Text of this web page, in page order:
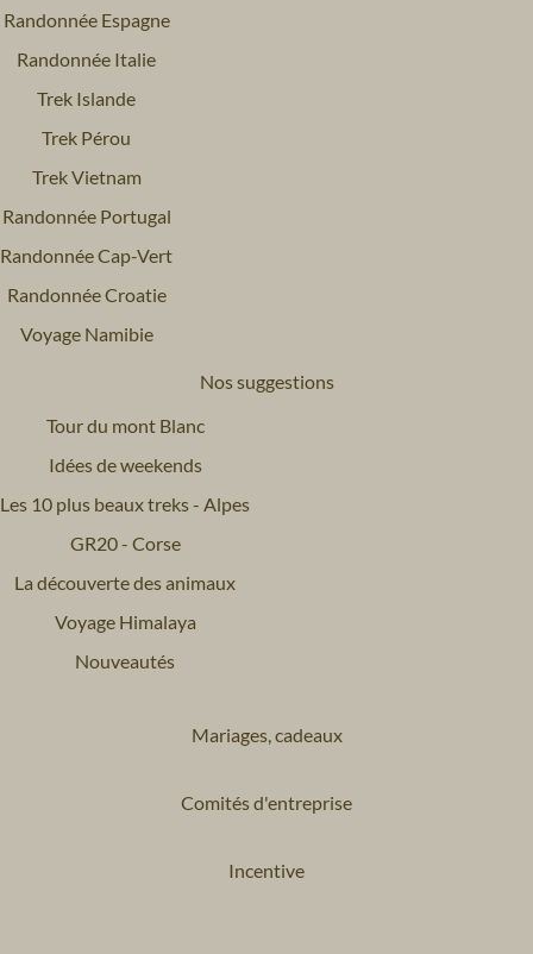
Randonnée Espagne
Randonnée Italie
Trek Islande
Trek Pérou
Trek Vietnam
Randonnée Portugal
Randonnée Cap-Vert
Randonnée Croatie
Voyage Namibie
Nos suggestions
Tour du mont Blanc
Idées de weekends
Les 10 plus beaux treks - Alpes
GR20 - Corse
La découverte des animaux
Voyage Himalaya
Nouveautés
Mariages, cadeaux
Comités d'entreprise
Incentive